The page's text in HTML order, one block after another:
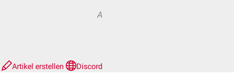
A
Artikel erstellen Discord